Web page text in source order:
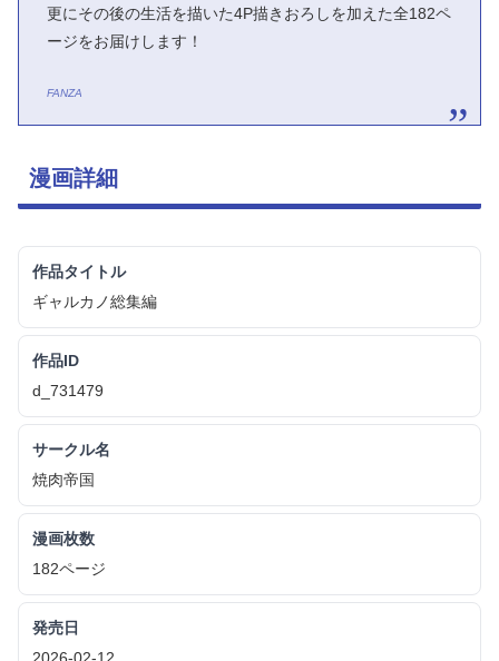
更にその後の生活を描いた4P描きおろしを加えた全182ペ
ージをお届けします！
FANZA
漫画詳細
作品タイトル
ギャルカノ総集編
作品ID
d_731479
サークル名
焼肉帝国
漫画枚数
182ページ
発売日
2026-02-12